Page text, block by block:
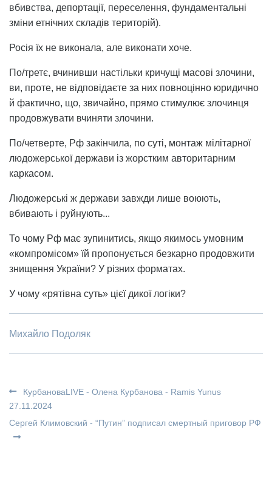
вбивства, депортації, переселення, фундаментальні
зміни етнічних складів територій).
Росія їх не виконала, але виконати хоче.
По/третє, вчинивши настільки кричущі масові злочини,
ви, проте, не відповідаєте за них повноцінно юридично
й фактично, що, звичайно, прямо стимулює злочинця
продовжувати вчиняти злочини.
По/четверте, Рф закінчила, по суті, монтаж мілітарної
людожерської держави із жорстким авторитарним
каркасом.
Людожерські ж держави завжди лише воюють,
вбивають і руйнують...
То чому Рф має зупинитись, якщо якимось умовним
«компромісом» їй пропонується безкарно продовжити
знищення України? У різних форматах.
У чому «рятівна суть» цієї дикої логіки?
Михайло Подоляк
КурбановаLIVE - Олена Курбанова - Ramis Yunus
27.11.2024
Сергей Климовский - “Путин” подписал смертный приговор РФ